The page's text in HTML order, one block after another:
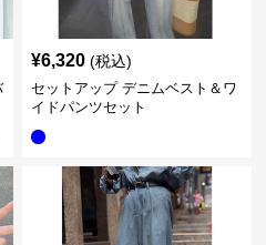
¥6,320 (税込)
セットアップ デニムベスト＆ワ
イドパンツセット